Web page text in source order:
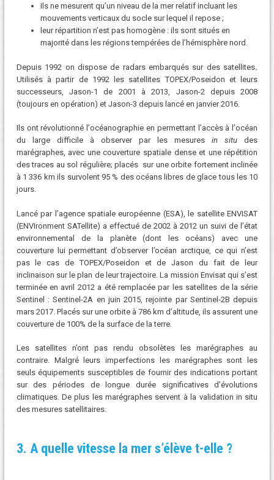
Ils ne mesurent qu’un niveau de la mer relatif incluant les
mouvements verticaux du socle sur lequel il repose ;
leur répartition n’est pas homogène : ils sont situés en
majorité dans les régions tempérées de l’hémisphère nord.
Depuis 1992 on dispose de radars embarqués sur des satellites.
Utilisés à partir de 1992 les satellites TOPEX/Poseidon et leurs
successeurs, Jason-1 de 2001 à 2013, Jason-2 depuis 2008
(toujours en opération) et Jason-3 depuis lancé en janvier 2016.
Ils ont révolutionné lʼocéanographie en permettant lʼaccès à lʼocéan
du large difficile à observer par les mesuresin situdes
marégraphes, avec une couverture spatiale dense et une répétition
des traces au sol régulière; placés sur une orbite fortement inclinée
à 1 336 km ils survolent 95 % des océans libres de glace tous les 10
jours.
Lancé par l’agence spatiale européenne (ESA), le satellite ENVISAT
(ENVIronment SATellite) a effectué de 2002 à 2012 un suivi de l’état
environnemental de la planète (dont les océans) avec une
couverture lui permettant d’observer l’océan arctique, ce qui n’est
pas le cas de TOPEX/Poseidon et de Jason du fait de leur
inclinaison sur le plan de leur trajectoire. La mission Envisat qui s’est
terminée en avril 2012 a été remplacée par les satellites de la série
Sentinel : Sentinel-2A en juin 2015, rejointe par Sentinel-2B depuis
mars 2017. Placés sur une orbite à 786 km d’altitude, ils assurent une
couverture de 100% de la surface de la terre.
Les satellites n’ont pas rendu obsolètes les marégraphes au
contraire. Malgré leurs imperfections les marégraphes sont les
seuls équipements susceptibles de fournir des indications portant
sur des périodes de longue durée significatives d’évolutions
climatiques. De plus les marégraphes servent à la validation in situ
des mesures satellitaires.
3. A quelle vitesse la mer s’élève t-elle ?